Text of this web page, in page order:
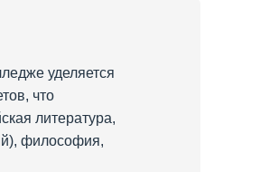
уделяется
что
литература,
философия,